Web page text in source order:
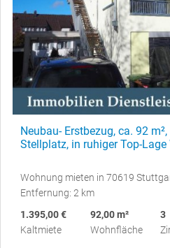
Neubau- Erstbezug, ca. 92
Stellplatz, in ruhiger Top-
Wohnung mieten in 70619
Entfernung: 2 km
1.395,00 €
Kaltmiete
92,00 m²
Wohnfläche
3